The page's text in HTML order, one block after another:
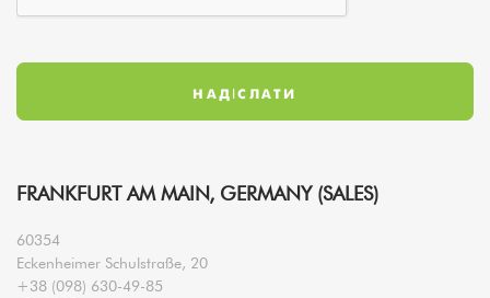
FRANKFURT AM MAIN, GERMANY (SALES)
60354
Eckenheimer Schulstraße, 20
+38 (098) 630-49-85